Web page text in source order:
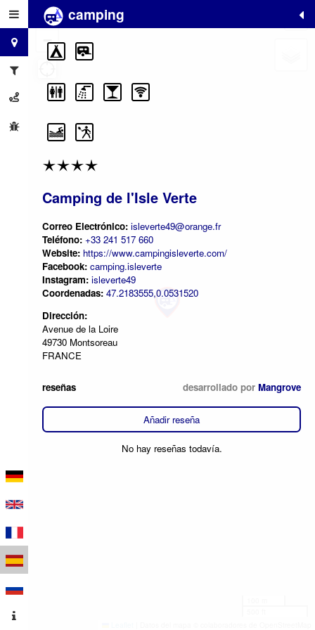
camping
Camping de l'Isle Verte
Correo Electrónico: isleverte49@orange.fr
Teléfono: +33 241 517 660
Website: https://www.campingisleverte.com/
Facebook: camping.isleverte
Instagram: isleverte49
Coordenadas: 47.2183555,0.0531520
Dirección:
Avenue de la Loire
49730 Montsoreau
FRANCE
reseñas desarrollado por Mangrove
Añadir reseña
No hay reseñas todavía.
+
−